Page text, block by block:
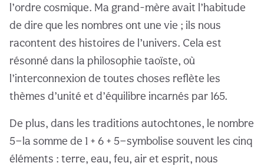
l’ordre cosmique. Ma grand-mère avait l’habitude
de dire que les nombres ont une vie ; ils nous
racontent des histoires de l’univers. Cela est
résonné dans la philosophie taoïste, où
l’interconnexion de toutes choses reflète les
thèmes d’unité et d’équilibre incarnés par 165.
De plus, dans les traditions autochtones, le nombre
5—la somme de 1 + 6 + 5—symbolise souvent les cinq
éléments : terre, eau, feu, air et esprit, nous